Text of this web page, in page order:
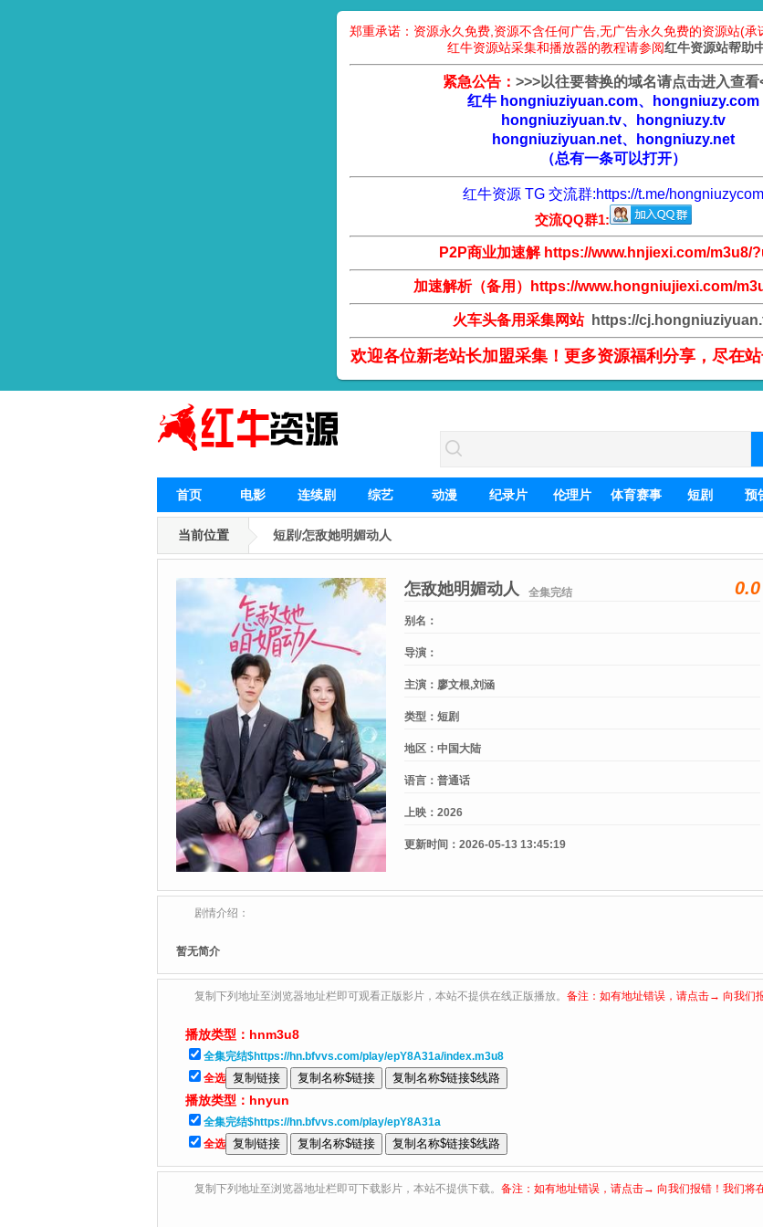
郑重承诺：资源永久免费,资源不含任何广告,无广告永久免费的资源站(承
红牛资源站采集和播放器的教程请参阅红牛资源站帮助
紧急公告： >>>以往要替换的域名请点击进入查看
红牛 hongniuziyuan.com、hongniuzy.com
hongniuziyuan.tv、hongniuzy.tv
hongniuziyuan.net、hongniuzy.net
（总有一条可以打开）
红牛资源 TG 交流群:https://t.me/hongniuzycom
交流QQ群1:
P2P商业加速解 https://www.hnjiexi.com/m3u8/
加速解析（备用）https://www.hongniujiexi.com/
火车头备用采集网站https://
欢迎各位新老站长加盟采集！更多资源福利分享，尽在站
首页 电影 连续剧 综艺 动漫 纪录片 伦理片 体育赛事 短剧 预
当前位置 短剧/怎敌她明媚动人
怎敌她明媚动人 全集完结 0.0
别名：
导演：
主演： 廖文根,刘涵
类型： 短剧
地区： 中国大陆
语言： 普通话
上映： 2026
更新时间： 2026-05-13 13:45:19
剧情介绍：
暂无简介
复制下列地址至浏览器地址栏即可观看正版影片，本站不提供在线正版播放。 备注：如有地址错误，请点击→ 向我们
播放类型： hnm3u8
全集完结$https://hn.bfvvs.com/play/epY8A31a/index.m3u8
全选
播放类型： hnyun
全集完结$https://hn.bfvvs.com/play/epY8A31a
全选
复制下列地址至浏览器地址栏即可下载影片，本站不提供下载。 备注：如有地址错误，请点击→ 向我们报错！我们将